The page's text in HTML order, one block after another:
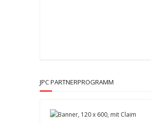
JPC PARTNERPROGRAMM